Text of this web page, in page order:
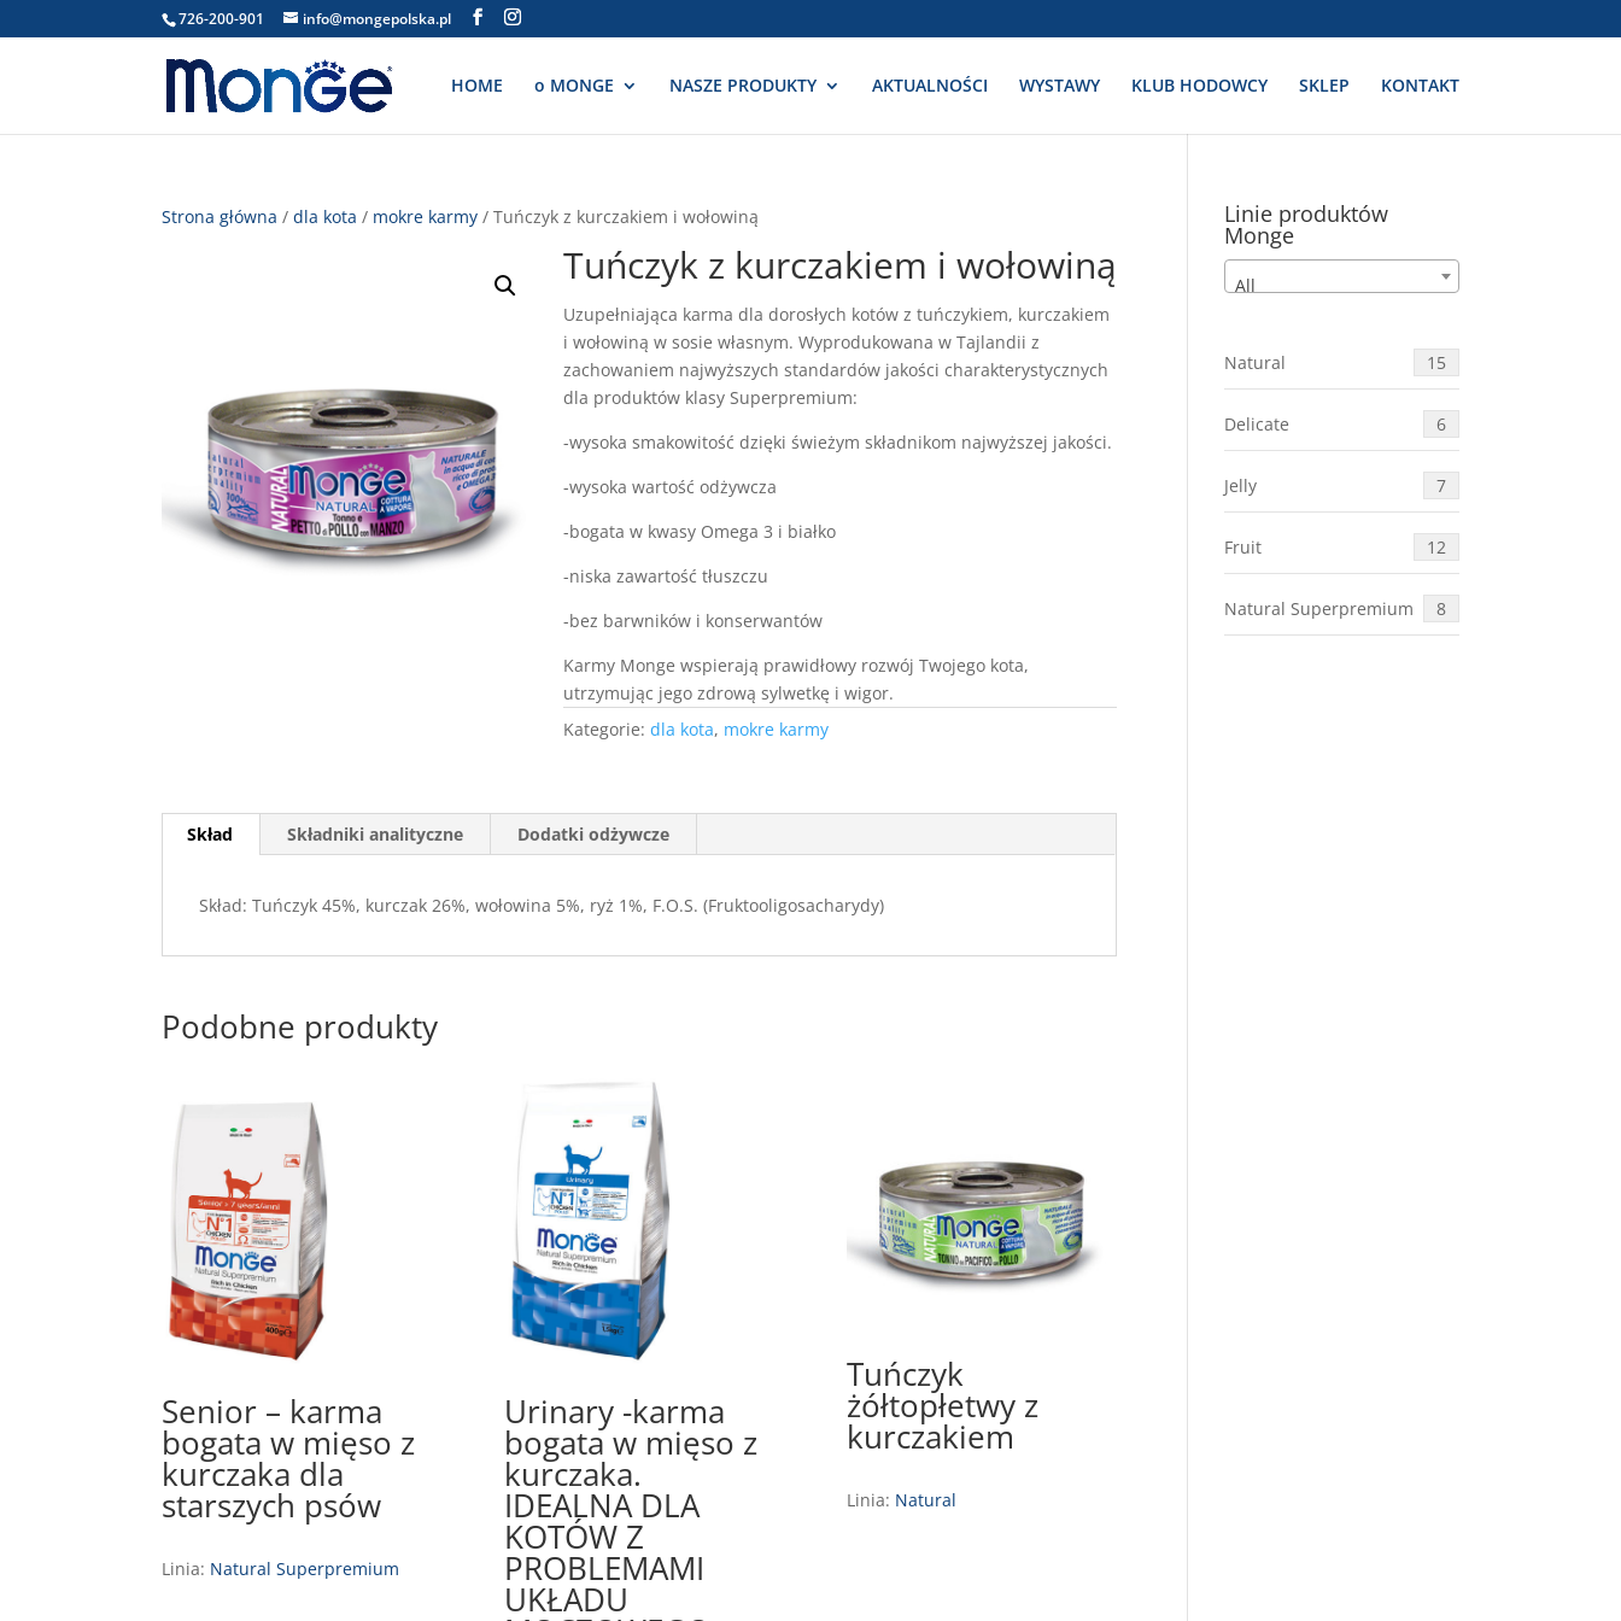
726-200-901 info@mongepolska.pl
HOME o MONGE NASZE PRODUKTY AKTUALNOŚCI WYSTAWY KLUB HODOWCY SKLEP KONTAKT
Strona główna /dla kota / mokre karmy / Tuńczyk z kurczakiem i wołowiną
Tuńczyk z kurczakiem i wołowiną
Uzupełniająca karma dla dorosłych kotów z tuńczykiem, kurczakiem
i wołowiną w sosie własnym. Wyprodukowana w Tajlandii z
zachowaniem najwyższych standardów jakości charakterystycznych
dla produktów klasy Superpremium:
-wysoka smakowitość dzięki świeżym składnikom najwyższej jakości.
-wysoka wartość odżywcza
-bogata w kwasy Omega 3 i białko
-niska zawartość tłuszczu
-bez barwników i konserwantów
Karmy Monge wspierają prawidłowy rozwój Twojego kota,
utrzymując jego zdrową sylwetkę i wigor.
Kategorie: dla kota, mokre karmy
Skład Składniki analityczne Dodatki odżywcze
Skład: Tuńczyk 45%, kurczak 26%, wołowina 5%, ryż 1%, F.O.S. (Fruktooligosacharydy)
Podobne produkty
Senior – karma
bogata w mięso z
kurczaka dla
starszych psów
Linia: Natural Superpremium
Urinary -karma
bogata w mięso z
kurczaka.
IDEALNA DLA
KOTÓW Z
PROBLEMAMI
UKŁADU
Tuńczyk
żółtopłetwy z
kurczakiem
Linia: Natural
Linie produktów
Monge
All
Natural 15
Delicate 6
Jelly 7
Fruit 12
Natural Superpremium 8